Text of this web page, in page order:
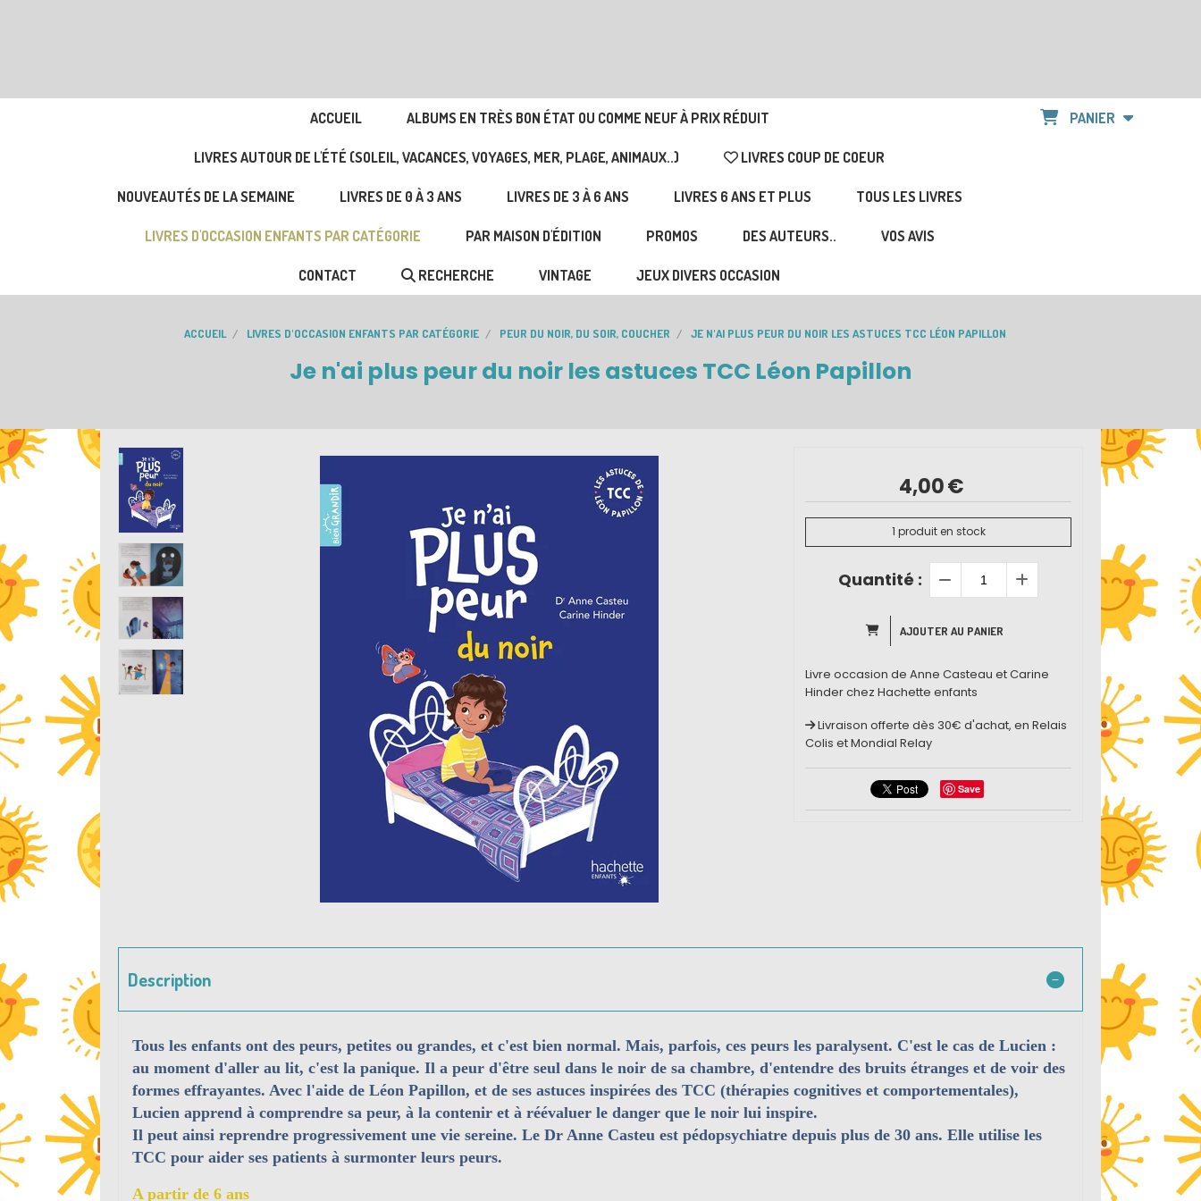
ACCUEIL ALBUMS EN TRÈS BON ÉTAT OU COMME NEUF À PRIX RÉDUIT
LIVRES AUTOUR DE L'ÉTÉ (SOLEIL, VACANCES, VOYAGES, MER, PLAGE, ANIMAUX..) LIVRES COUP DE COEUR
NOUVEAUTÉS DE LA SEMAINE LIVRES DE 0 À 3 ANS LIVRES DE 3 À 6 ANS LIVRES 6 ANS ET PLUS TOUS LES LIVRES
LIVRES D'OCCASION ENFANTS PAR CATÉGORIE PAR MAISON D'ÉDITION PROMOS DES AUTEURS.. VOS AVIS
CONTACT RECHERCHE VINTAGE JEUX DIVERS OCCASION
PANIER
ACCUEIL LIVRES D'OCCASION ENFANTS PAR CATÉGORIE PEUR DU NOIR, DU SOIR, COUCHER JE N'AI PLUS PEUR DU NOIR LES ASTUCES TCC LÉON PAPILLON
Je n'ai plus peur du noir les astuces TCC Léon Papillon
4,00€
1 produit en stock
Quantité :
AJOUTER AU PANIER
Livre occasion de Anne Casteau et Carine
Hinder chez Hachette enfants
Livraison offerte dès 30€ d'achat, en Relais
Colis et Mondial Relay
Save
Description
Tous les enfants ont des peurs, petites ou grandes, et c'est bien normal. Mais, parfois, ces peurs les paralysent. C'est le cas de Lucien :
au moment d'aller au lit, c'est la panique. Il a peur d'être seul dans le noir de sa chambre, d'entendre des bruits étranges et de voir des
formes effrayantes. Avec l'aide de Léon Papillon, et de ses astuces inspirées des TCC (thérapies cognitives et comportementales),
Lucien apprend à comprendre sa peur, à la contenir et à réévaluer le danger que le noir lui inspire.
Il peut ainsi reprendre progressivement une vie sereine. Le Dr Anne Casteu est pédopsychiatre depuis plus de 30 ans. Elle utilise les
TCC pour aider ses patients à surmonter leurs peurs.
A partir de 6 ans